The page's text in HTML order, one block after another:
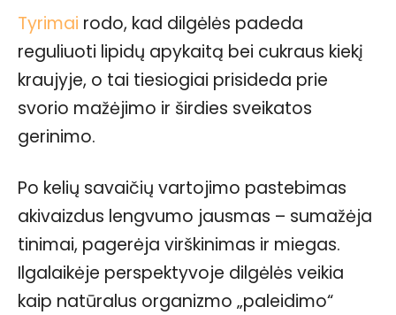
Tyrimai rodo, kad dilgėlės padeda
reguliuoti lipidų apykaitą bei cukraus kiekį
kraujyje, o tai tiesiogiai prisideda prie
svorio mažėjimo ir širdies sveikatos
gerinimo.
Po kelių savaičių vartojimo pastebimas
akivaizdus lengvumo jausmas – sumažėja
tinimai, pagerėja virškinimas ir miegas.
Ilgalaikėje perspektyvoje dilgėlės veikia
kaip natūralus organizmo „paleidimo“